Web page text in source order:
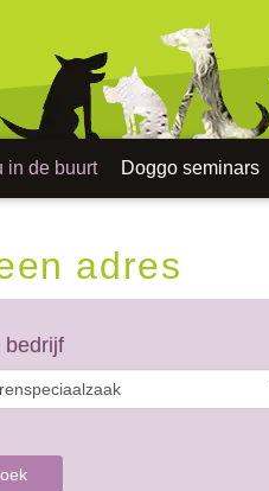
in de buurt Doggo seminars
adres
bedrijf